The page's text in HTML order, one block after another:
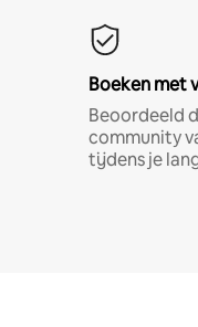
Boeken met
Beoordeeld
community
tijdens je